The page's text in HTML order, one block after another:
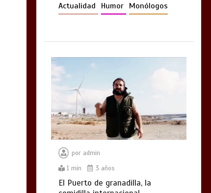
Actualidad Humor Monólogos
por admin
1 min
3 años
El Puerto de granadilla, la